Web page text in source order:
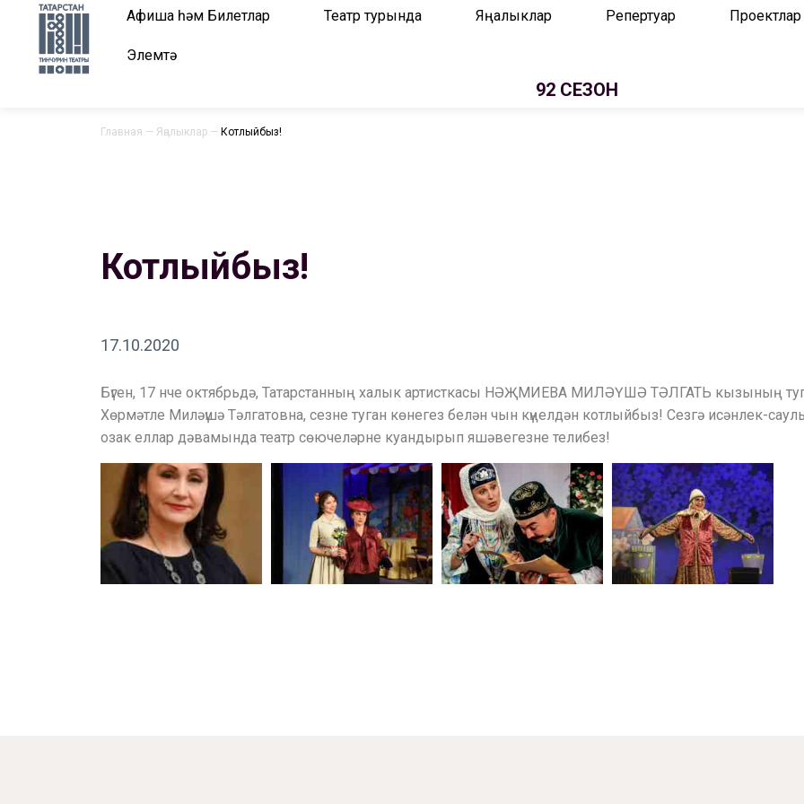
Афиша һәм Билетлар Театр турында Яңалыклар Репертуар Проектлар
Элемтә
92 СЕЗОН
Главная — Яңалыклар — Котлыйбыз!
Котлыйбыз!
17.10.2020
Бүген, 17 нче октябрьдә, Татарстанның халык артисткасы НӘҖМИЕВА МИЛӘҮШӘ ТӘЛГАТЬ кызының
Хөрмәтле Миләүшә Тәлгатовна, сезне туган көнегез белән чын күңелдән котлыйбыз! Сезгә исәнлек-
озак еллар дәвамында театр сөючеләрне куандырып яшәвегезне телибез!